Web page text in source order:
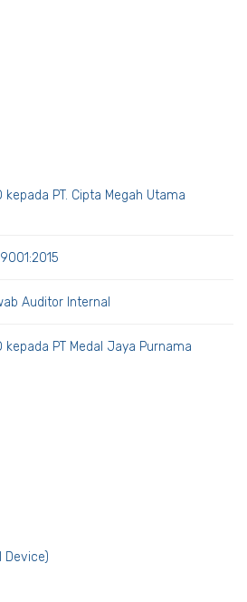
PT. Cipta Megah Utama
Auditor Internal
kepada PT Medal Jaya Purnama
Device)